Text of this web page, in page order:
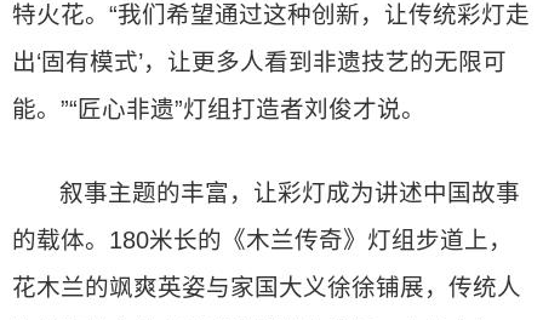
特火花。“我们希望通过这种创新，让传统彩灯走
出‘固有模式’，让更多人看到非遗技艺的无限可
能。”“匠心非遗”灯组打造者刘俊才说。
叙事主题的丰富，让彩灯成为讲述中国故事
的载体。180米长的《木兰传奇》灯组步道上，
花木兰的飒爽英姿与家国大义徐徐铺展，传统人